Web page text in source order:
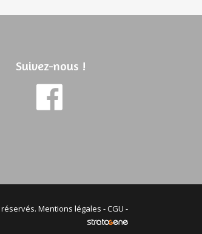
Suivez-nous !
Mentions légales -CGU -